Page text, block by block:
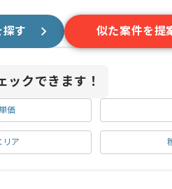
す 似た案件を提
ックできます！
単価
リア